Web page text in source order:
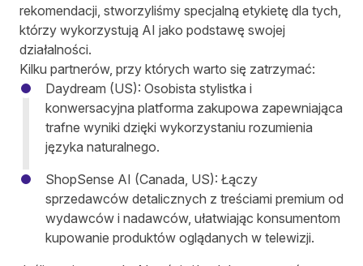
rekomendacji, stworzyliśmy specjalną etykietę dla tych,
którzy wykorzystują AI jako podstawę swojej
działalności.
Kilku partnerów, przy których warto się zatrzymać:
Daydream (US): Osobista stylistka i
konwersacyjna platforma zakupowa zapewniająca
trafne wyniki dzięki wykorzystaniu rozumienia
języka naturalnego.
ShopSense AI (Canada, US): Łączy
sprzedawców detalicznych z treściami premium od
wydawców i nadawców, ułatwiając konsumentom
kupowanie produktów oglądanych w telewizji.